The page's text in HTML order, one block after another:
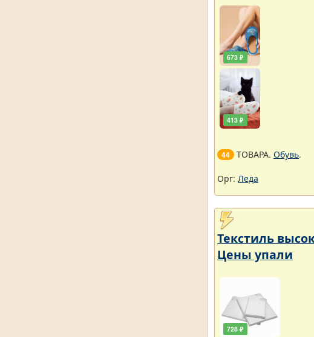
673 ₽
413 ₽
44 ТОВАРА. Обувь.
Орг: Леда
Текстиль
Цены упали
728 ₽